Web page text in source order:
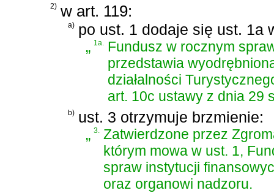
2) w art. 119:
a) po ust. 1 dodaje się ust. 1a
„1a. Fundusz w rocznym
przedstawia
działalności
art. 10c ustawy z dnia 29
b) ust. 3 otrzymuje brzmienie:
„3. Zatwierdzone przez
którym mowa w ust. 1,
spraw instytucji
oraz organowi nadzoru.